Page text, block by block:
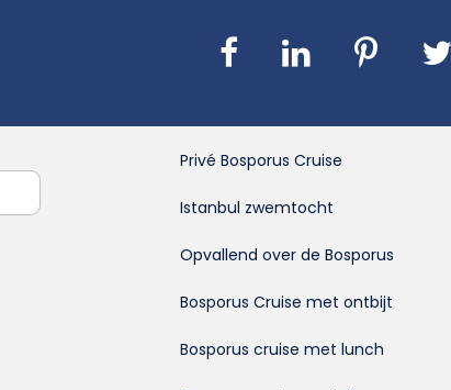
Privé Bosporus Cruise
Istanbul zwemtocht
Opvallend over de Bosporus
Bosporus Cruise met ontbijt
Bosporus cruise met lunch